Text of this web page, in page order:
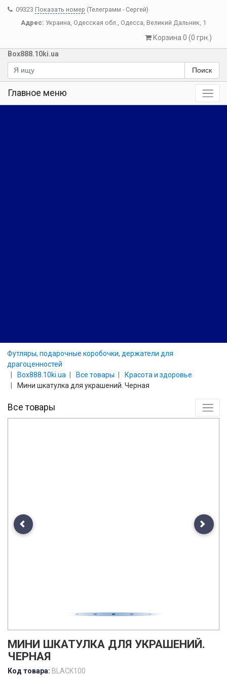
09323 Показать номер (Телеграмм - Сергей)
Адрес: Украина, Одесская обл., Одесса, Великий Дальник, 1
Корзина 0 (0 грн.)
Box888.10ki.ua
Поиск
Главное меню
Футляры, подарочные коробочки, держатели для
драгоценностей
Box888.10ki.ua
Все товары
Красота и здоровье
Мини шкатулка для украшений. Черная
Все товары
Previous Next
МИНИ ШКАТУЛКА ДЛЯ УКРАШЕНИЙ.
ЧЕРНАЯ
Код товара: BLACK100